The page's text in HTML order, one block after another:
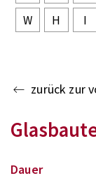
W
H I
zurück zur
Dauer